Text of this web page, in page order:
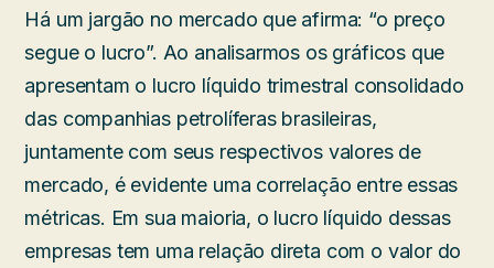
Há um jargão no mercado que afirma: “o preço
segue o lucro”. Ao analisarmos os gráficos que
apresentam o lucro líquido trimestral consolidado
das companhias petrolíferas brasileiras,
juntamente com seus respectivos valores de
mercado, é evidente uma correlação entre essas
métricas. Em sua maioria, o lucro líquido dessas
empresas tem uma relação direta com o valor do